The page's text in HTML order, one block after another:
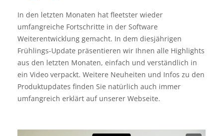
In den letzten Monaten hat fleetster wieder
umfangreiche Fortschritte in der Software
Weiterentwicklung gemacht. In dem diesjährigen
Frühlings-Update präsentieren wir Ihnen alle Highlights
aus den letzten Monaten, einfach und verständlich in
ein Video verpackt. Weitere Neuheiten und Infos zu den
Produktupdates finden Sie natürlich auch immer
umfangreich erklärt auf unserer Webseite.